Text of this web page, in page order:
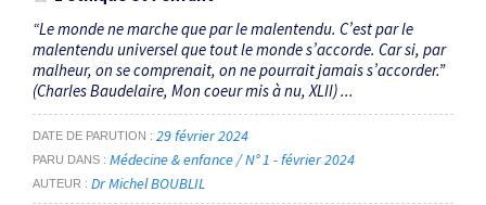
“Le monde ne marche que par le malentendu. C’est par le
malentendu universel que tout le monde s’accorde. Car si, par
malheur, on se comprenait, on ne pourrait jamais s’accorder.”
(Charles Baudelaire, Mon coeur mis à nu, XLII) ...
DATE DE PARUTION 29 février 2024
PARU DANS Médecine & enfance / N° 1 - février 2024
AUTEUR Dr Michel BOUBLIL